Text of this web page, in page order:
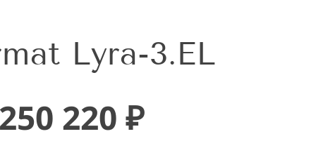
Lyra-3.EL
250 220 ₽